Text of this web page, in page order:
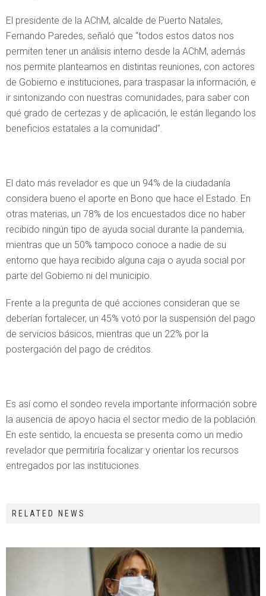
El presidente de la AChM, alcalde de Puerto Natales,
Fernando Paredes, señaló que “todos estos datos nos
permiten tener un análisis interno desde la AChM, además
nos permite plantearnos en distintas reuniones, con actores
de Gobierno e instituciones, para traspasar la información, e
ir sintonizando con nuestras comunidades, para saber con
qué grado de certezas y de aplicación, le están llegando los
beneficios estatales a la comunidad”.
El dato más revelador es que un 94% de la ciudadanía
considera bueno el aporte en Bono que hace el Estado. En
otras materias, un 78% de los encuestados dice no haber
recibido ningún tipo de ayuda social durante la pandemia,
mientras que un 50% tampoco conoce a nadie de su
entorno que haya recibido alguna caja o ayuda social por
parte del Gobierno ni del municipio.
Frente a la pregunta de qué acciones consideran que se
deberían fortalecer, un 45% votó por la suspensión del pago
de servicios básicos, mientras que un 22% por la
postergación del pago de créditos.
Es así como el sondeo revela importante información sobre
la ausencia de apoyo hacia el sector medio de la población.
En este sentido, la encuesta se presenta como un medio
revelador que permitiría focalizar y orientar los recursos
entregados por las instituciones.
RELATED NEWS